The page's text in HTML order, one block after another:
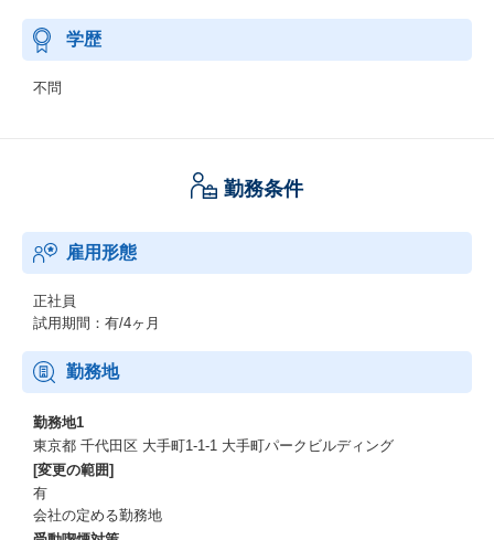
学歴
不問
勤務条件
雇用形態
正社員
試用期間：有/4ヶ月
勤務地
勤務地1
東京都 千代田区 大手町1-1-1 大手町パークビルディング
[変更の範囲]
有
会社の定める勤務地